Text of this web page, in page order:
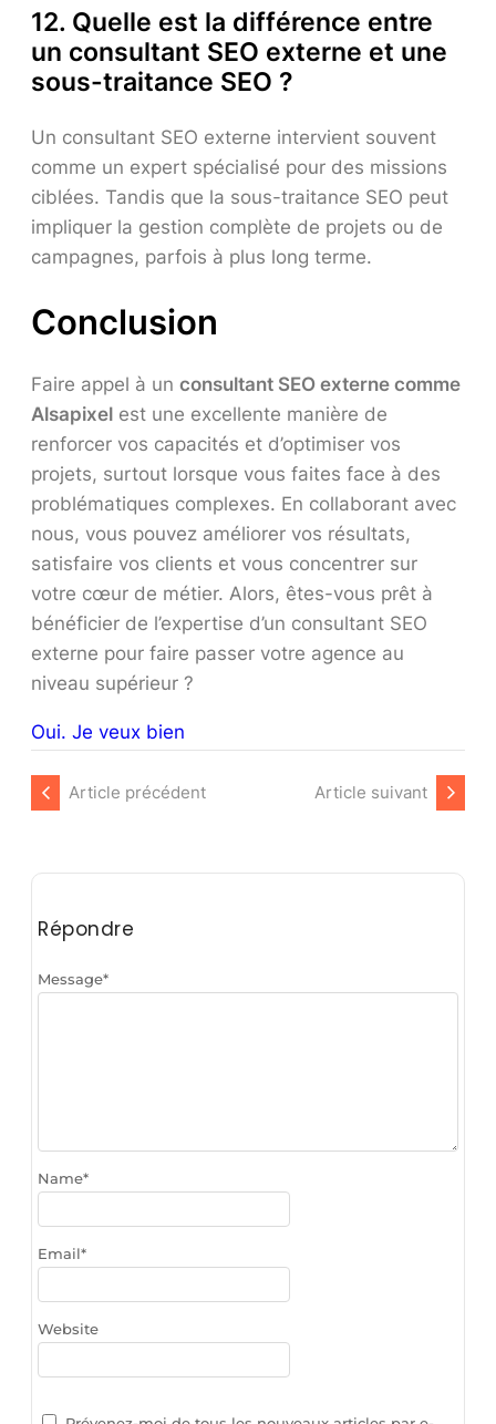
12. Quelle est la différence entre
un consultant SEO externe et une
sous-traitance SEO ?
Un consultant SEO externe intervient souvent
comme un expert spécialisé pour des missions
ciblées. Tandis que la sous-traitance SEO peut
impliquer la gestion complète de projets ou de
campagnes, parfois à plus long terme.
Conclusion
Faire appel à un consultant SEO externe comme
Alsapixel est une excellente manière de
renforcer vos capacités et d’optimiser vos
projets, surtout lorsque vous faites face à des
problématiques complexes. En collaborant avec
nous, vous pouvez améliorer vos résultats,
satisfaire vos clients et vous concentrer sur
votre cœur de métier. Alors, êtes-vous prêt à
bénéficier de l’expertise d’un consultant SEO
externe pour faire passer votre agence au
niveau supérieur ?
Oui. Je veux bien
Article précédent Article suivant
Répondre
Message*
Name*
Email*
Website